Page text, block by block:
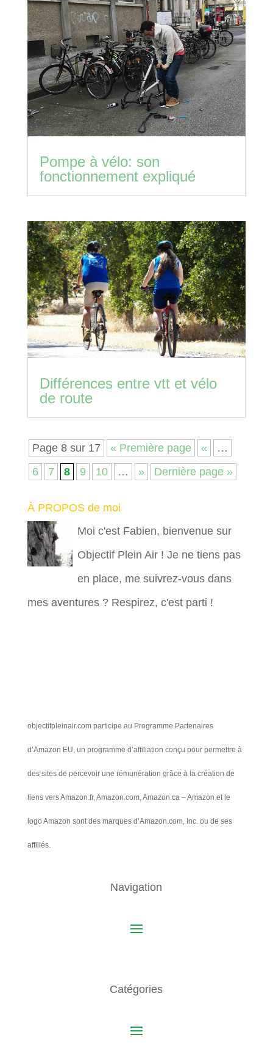
Pompe à vélo: son
fonctionnement expliqué
Différences entre vtt et vélo
de route
Page 8 sur 17 « Première page «
…
6
7 8 9 10 … » Dernière page »
À PROPOS de moi
Moi c'est Fabien, bienvenue sur
Objectif Plein Air ! Je ne tiens pas
en place, me suivrez-vous dans
mes aventures ? Respirez, c'est parti !
objectifpleinair.com participe au Programme Partenaires
d’Amazon EU, un programme d’affiliation conçu pour permettre à
des sites de percevoir une rémunération grâce à la création de
liens vers Amazon.fr, Amazon.com, Amazon.ca – Amazon et le
logo Amazon sont des marques d’Amazon.com, Inc. ou de ses
affiliés.
Navigation
Catégories